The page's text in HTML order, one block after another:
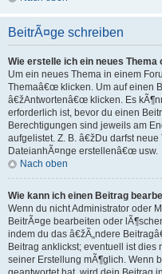
BeitrÃ¤ge schreiben
Wie erstelle ich ein neues Thema
Um ein neues Thema in einem
Themaâ€œ klicken. Um auf einen
â€žAntwortenâ€œ klicken. Es
erforderlich ist, bevor du einen
Berechtigungen sind jeweils am
aufgelistet. Z. B. â€žDu darfst
DateianhÃ¤nge erstellenâ€œ usw.
Nach oben
Wie kann ich einen Beitrag
Wenn du nicht Administrator oder
BeitrÃ¤ge bearbeiten oder
indem du das â€žÃ„ndere
Beitrag anklickst; eventuell ist
seiner Erstellung mÃ¶glich. Wenn